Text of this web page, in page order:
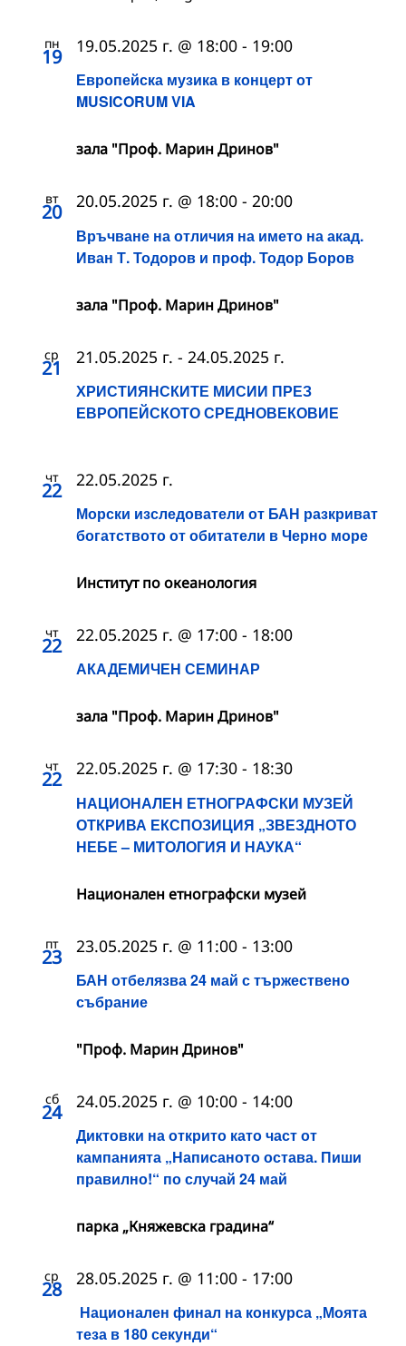
пн
19
Европейска музика в концерт от
MUSICORUM VIA
19.05.2025 г. @ 18:00 - 19:00
зала "Проф. Марин Дринов"
вт
20
Връчване на отличия на името на акад.
Иван Т. Тодоров и проф. Тодор Боров
20.05.2025 г. @ 18:00 - 20:00
зала "Проф. Марин Дринов"
ср
21
ХРИСТИЯНСКИТЕ МИСИИ ПРЕЗ
ЕВРОПЕЙСКОТО СРЕДНОВЕКОВИЕ
21.05.2025 г. - 24.05.2025 г.
чт
22
Морски изследователи от БАН разкриват
богатството от обитатели в Черно море
22.05.2025 г.
Институт по океанология
чт
22
АКАДЕМИЧЕН СЕМИНАР
22.05.2025 г. @ 17:00 - 18:00
зала "Проф. Марин Дринов"
чт
22
НАЦИОНАЛЕН ЕТНОГРАФСКИ МУЗЕЙ
ОТКРИВА ЕКСПОЗИЦИЯ „ЗВЕЗДНОТО
НЕБЕ – МИТОЛОГИЯ И НАУКА“
22.05.2025 г. @ 17:30 - 18:30
Национален етнографски музей
пт
23
БАН отбелязва 24 май с тържествено
събрание
23.05.2025 г. @ 11:00 - 13:00
"Проф. Марин Дринов"
сб
24
Диктовки на открито като част от
кампанията „Написаното остава. Пиши
правилно!“ по случай 24 май
24.05.2025 г. @ 10:00 - 14:00
парка „Княжевска градина“
ср
28
Национален финал на конкурса „Моята
теза в 180 секунди“
28.05.2025 г. @ 11:00 - 17:00